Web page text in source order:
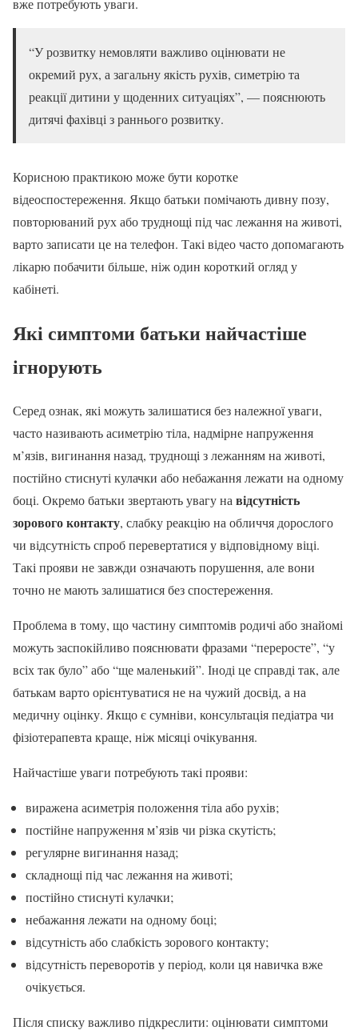
вже потребують уваги.
“У розвитку немовляти важливо оцінювати не
окремий рух, а загальну якість рухів, симетрію та
реакції дитини у щоденних ситуаціях”, — пояснюють
дитячі фахівці з раннього розвитку.
Корисною практикою може бути коротке
відеоспостереження. Якщо батьки помічають дивну позу,
повторюваний рух або труднощі під час лежання на животі,
варто записати це на телефон. Такі відео часто допомагають
лікарю побачити більше, ніж один короткий огляд у
кабінеті.
Які симптоми батьки найчастіше
ігнорують
Серед ознак, які можуть залишатися без належної уваги,
часто називають асиметрію тіла, надмірне напруження
м’язів, вигинання назад, труднощі з лежанням на животі,
постійно стиснуті кулачки або небажання лежати на одному
боці. Окремо батьки звертають увагу на відсутність
зорового контакту, слабку реакцію на обличчя дорослого
чи відсутність спроб перевертатися у відповідному віці.
Такі прояви не завжди означають порушення, але вони
точно не мають залишатися без спостереження.
Проблема в тому, що частину симптомів родичі або знайомі
можуть заспокійливо пояснювати фразами “переросте”, “у
всіх так було” або “ще маленький”. Іноді це справді так, але
батькам варто орієнтуватися не на чужий досвід, а на
медичну оцінку. Якщо є сумніви, консультація педіатра чи
фізіотерапевта краще, ніж місяці очікування.
Найчастіше уваги потребують такі прояви:
виражена асиметрія положення тіла або рухів;
постійне напруження м’язів чи різка скутість;
регулярне вигинання назад;
складнощі під час лежання на животі;
постійно стиснуті кулачки;
небажання лежати на одному боці;
відсутність або слабкість зорового контакту;
відсутність переворотів у період, коли ця навичка вже
очікується.
Після списку важливо підкреслити: оцінювати симптоми